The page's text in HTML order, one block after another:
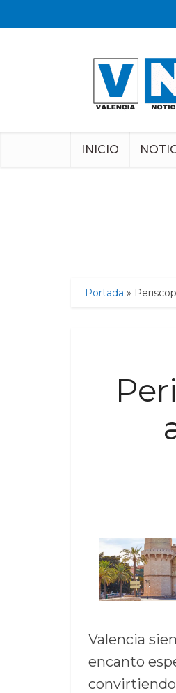
INICIO
Portada »
Valencia
encanto